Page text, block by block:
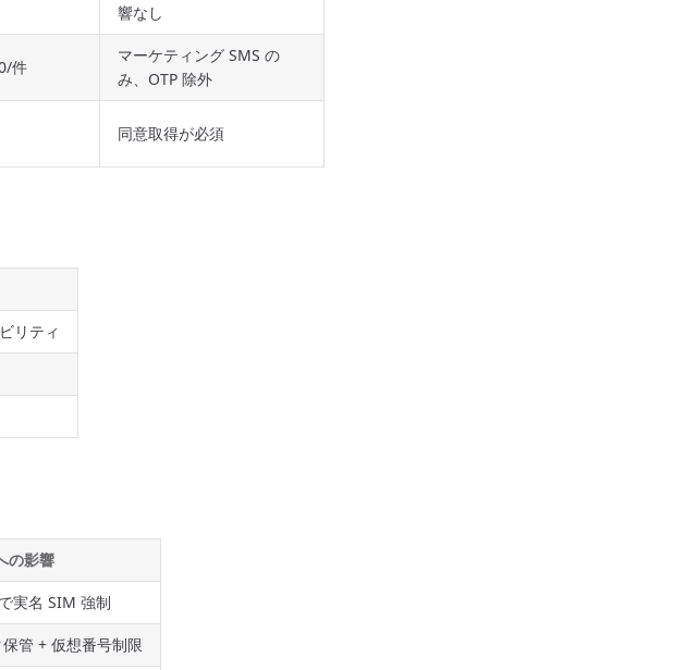
響なし
件
マーケティング SMS の
み、OTP 除外
同意取得が必須
リティ
の影響
実名 SIM 強制
管 + 仮想番号制限